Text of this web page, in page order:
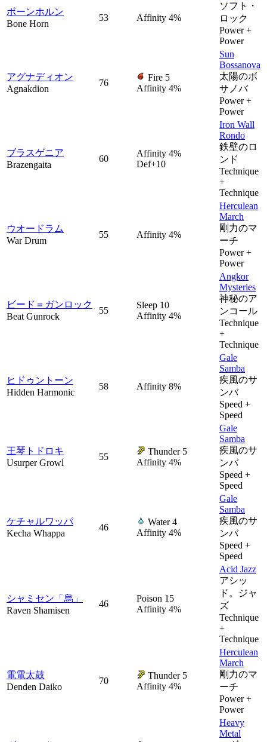
ボーンホルン
Bone Horn
53 Affinity 4%
ソフト・
ロック
Power +
Power
アグナディオン
Agnakdion
76
Fire 5
Affinity 4%
Sun
Bossanova
太陽のボ
サノバ
Power +
Power
ブラスゲニア
Brazengaita
60
Affinity 4%
Def+10
Iron Wall
Rondo
鉄壁のロ
ンド
Technique
+
Technique
ウオードラム
War Drum
55 Affinity 4%
Herculean
March
剛力のマ
ーチ
Power +
Power
ビード＝ガンロック
Beat Gunrock
55
Sleep 10
Affinity 4%
Angkor
Mysteries
神秘のア
ンコール
Technique
+
Technique
ヒドゥントーン
Hidden Harmonic
58 Affinity 8%
Gale
Samba
疾風のサ
ンバ
Speed +
Speed
王琴トドロキ
Usurper Growl
55
Thunder 5
Affinity 4%
Gale
Samba
疾風のサ
ンバ
Speed +
Speed
ケチャルワッパ
Kecha Whappa
46
Water 4
Affinity 4%
Gale
Samba
疾風のサ
ンバ
Speed +
Speed
シャミセン「烏」
Raven Shamisen
46
Poison 15
Affinity 4%
Acid Jazz
アシッ
ド。ジャ
ズ
Technique
+
Technique
電電太鼓
Denden Daiko
70
Thunder 5
Affinity 4%
Herculean
March
剛力のマ
ーチ
Power +
Power
Heavy
Metal